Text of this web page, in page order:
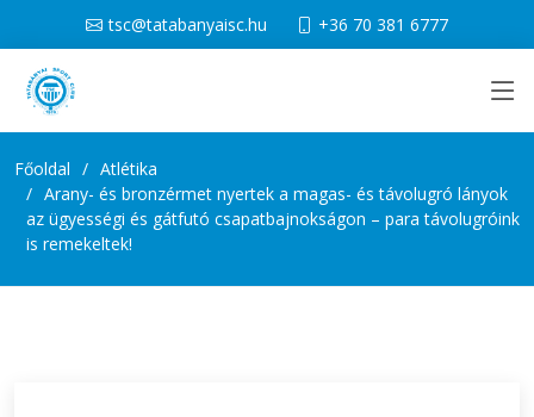
tsc@tatabanyaisc.hu +36 70 381 6777
Főoldal
Atlétika
Arany- és bronzérmet nyertek a magas- és távolugró lányok
az ügyességi és gátfutó csapatbajnokságon – para távolugróink
is remekeltek!